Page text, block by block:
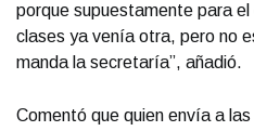
porque supuestamente para el
clases ya venía otra, pero no
manda la secretaría”, añadió.
Comentó que quien envía a